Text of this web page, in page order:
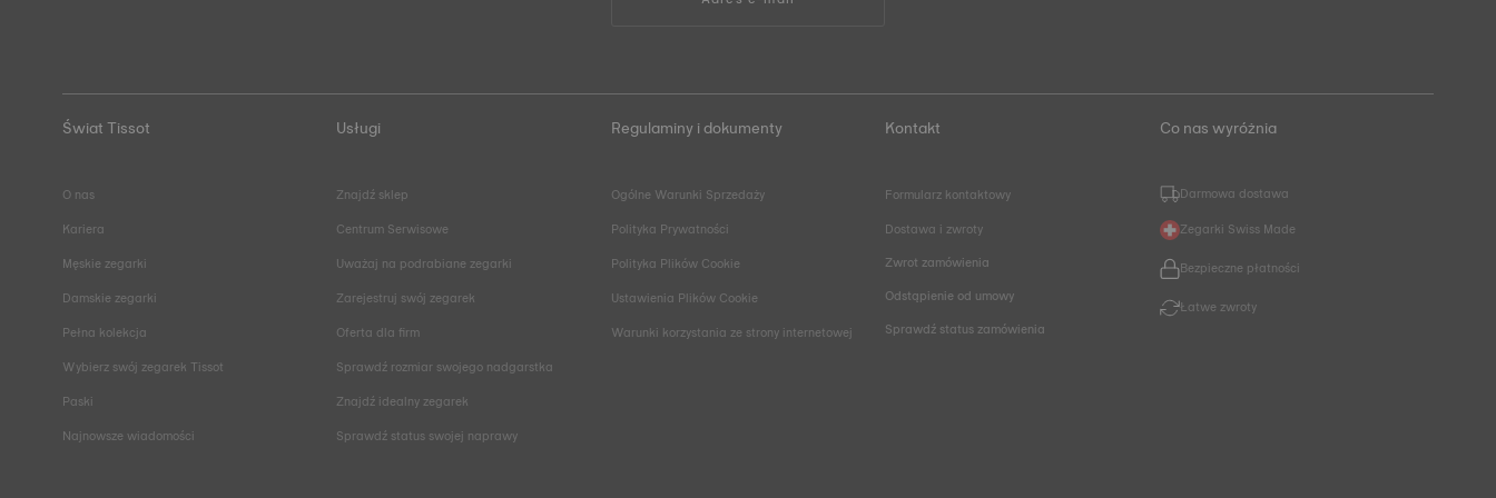
Świat Tissot
O nas
Kariera
Męskie zegarki
Damskie zegarki
Pełna kolekcja
Wybierz swój zegarek Tissot
Paski
Najnowsze wiadomości
Usługi
Znajdź sklep
Centrum Serwisowe
Uważaj na podrabiane zegarki
Zarejestruj swój zegarek
Oferta dla firm
Sprawdź rozmiar swojego nadgarstka
Znajdź idealny zegarek
Sprawdź status swojej naprawy
Regulaminy i dokumenty
Ogólne Warunki Sprzedaży
Polityka Prywatności
Polityka Plików Cookie
Ustawienia Plików Cookie
Warunki korzystania ze strony internetowej
Kontakt
Formularz kontaktowy
Dostawa i zwroty
Zwrot zamówienia
Odstąpienie od umowy
Sprawdź status zamówienia
Co nas wyróżnia
Darmowa dostawa
Zegarki Swiss Made
Bezpieczne płatności
Łatwe zwroty